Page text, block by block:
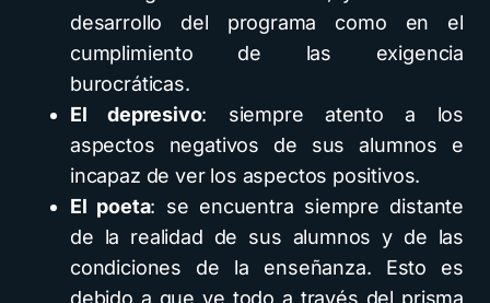
desarrollo del programa como en el
cumplimiento de las exigencia
burocráticas.
El depresivo: siempre atento a los
aspectos negativos de sus alumnos e
incapaz de ver los aspectos positivos.
El poeta: se encuentra siempre distante
de la realidad de sus alumnos y de las
condiciones de la enseñanza. Esto es
debido a que ve todo a través del prisma